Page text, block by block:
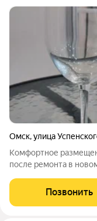
Омск,улица
Комфортное
после ремонта в
и сервировки.
утюг, гладильная
Позвонить